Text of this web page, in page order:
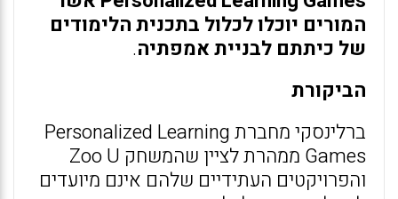
המורים יוכלו לכלול בתכנית הלימודים
של כיתתם לבניית אמפתיה.
הביקורת
ברלינסקי מחברת Personalized Learning
Games ממהרת לציין שהמשחק Zoo U
והפרויקטים העתידיים שלהם אינם מיועדים